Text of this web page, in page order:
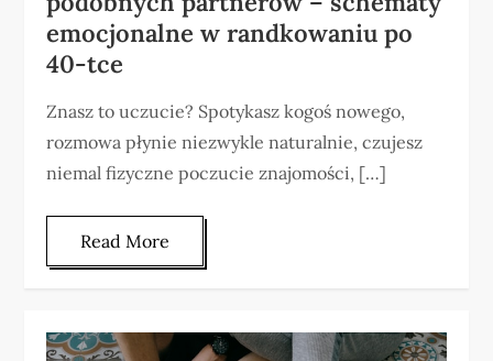
emocjonalne w randkowaniu po
40-tce
Znasz to uczucie? Spotykasz kogoś nowego,
rozmowa płynie niezwykle naturalnie, czujesz
niemal fizyczne poczucie znajomości, […]
Read More